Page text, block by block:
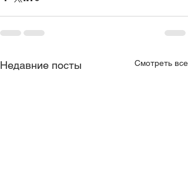
Недавние посты Смотреть все